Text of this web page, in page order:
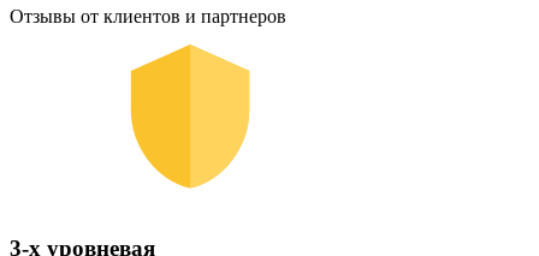
Отзывы от клиентов и партнеров
3-х уровневая